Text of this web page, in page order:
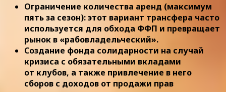
Ограничение количества аренд (максимум
пять за сезон): этот вариант трансфера часто
используется для обхода ФФП и превращает
рынок в «рабовладельческий».
Создание фонда солидарности на случай
кризиса с обязательными вкладами
от клубов, а также привлечение в него
сборов с доходов от продажи прав